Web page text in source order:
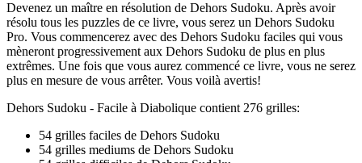
Devenez un maître en résolution de Dehors Sudoku. Après avoir
résolu tous les puzzles de ce livre, vous serez un Dehors Sudoku
Pro. Vous commencerez avec des Dehors Sudoku faciles qui vous
mèneront progressivement aux Dehors Sudoku de plus en plus
extrêmes. Une fois que vous aurez commencé ce livre, vous ne serez
plus en mesure de vous arrêter. Vous voilà avertis!
Dehors Sudoku - Facile à Diabolique contient 276 grilles:
54 grilles faciles de Dehors Sudoku
54 grilles mediums de Dehors Sudoku